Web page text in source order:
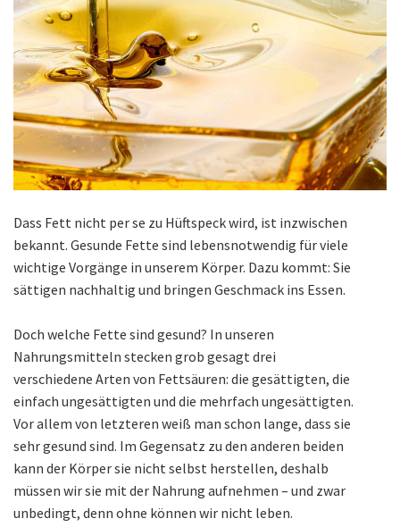
Dass Fett nicht per se zu Hüftspeck wird, ist inzwischen
bekannt. Gesunde Fette sind lebensnotwendig für viele
wichtige Vorgänge in unserem Körper. Dazu kommt: Sie
sättigen nachhaltig und bringen Geschmack ins Essen.
Doch welche Fette sind gesund? In unseren
Nahrungsmitteln stecken grob gesagt drei
verschiedene Arten von Fettsäuren: die gesättigten, die
einfach ungesättigten und die mehrfach ungesättigten.
Vor allem von letzteren weiß man schon lange, dass sie
sehr gesund sind. Im Gegensatz zu den anderen beiden
kann der Körper sie nicht selbst herstellen, deshalb
müssen wir sie mit der Nahrung aufnehmen – und zwar
unbedingt, denn ohne können wir nicht leben.